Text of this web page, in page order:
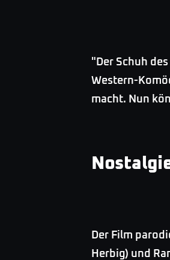
"Der Schuh
Western-
macht. Nun
Der Film
Herbig) und